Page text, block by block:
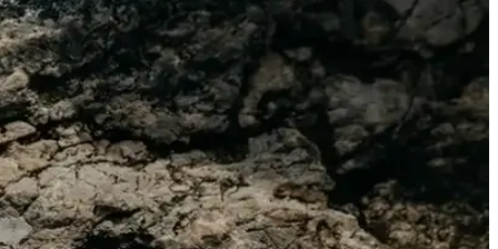
giyim parçasıdır.
ve ortamda tercih edilebilir.
modellerle tarzınızı tamamlayın.